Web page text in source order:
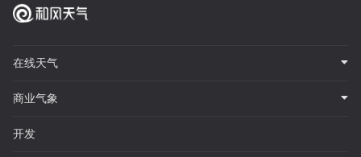
在线天气
商业气象
开发